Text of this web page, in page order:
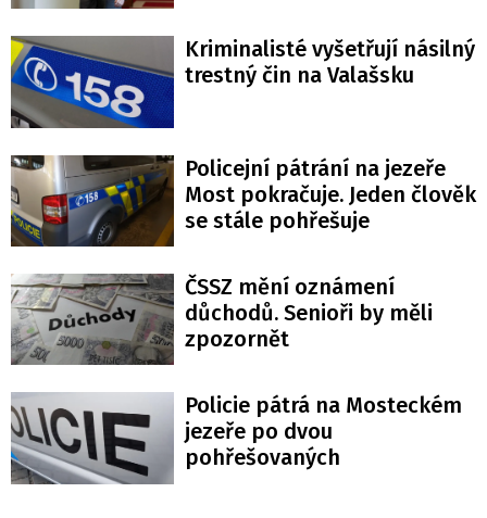
Kriminalisté vyšetřují násilný
trestný čin na Valašsku
Policejní pátrání na jezeře
Most pokračuje. Jeden člověk
se stále pohřešuje
ČSSZ mění oznámení
důchodů. Senioři by měli
zpozornět
Policie pátrá na Mosteckém
jezeře po dvou
pohřešovaných